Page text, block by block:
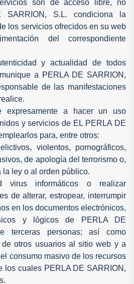
son de acceso libre, no
SARRION, S.L. condiciona la
los servicios ofrecidos en su web
del correspondiente
y actualidad de todos
a PERLA DE SARRION,
de las manifestaciones
expresamente a hacer un uso
y servicios de EL PERLA DE
para, entre otros:
violentos, pornográficos,
de apología del terrorismo o,
ley o al orden público.
virus informáticos o realizar
de alterar, estropear, interrumpir
en los documentos electrónicos,
y lógicos de PERLA DE
terceras personas; así como
otros usuarios al sitio web y a
consumo masivo de los recursos
los cuales PERLA DE SARRION,